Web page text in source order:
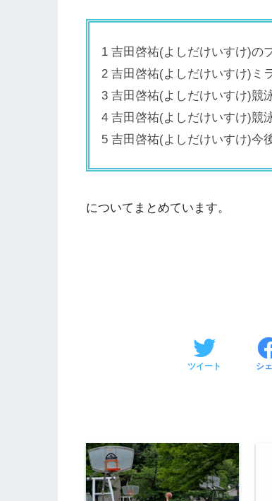
1 吉田啓祐(よしだけいすけ)の
2 吉田啓祐(よしだけいすけ)ミ
3 吉田啓祐(よしだけいすけ)競
4 吉田啓祐(よしだけいすけ)競
5 吉田啓祐(よしだけいすけ)今
についてまとめています。
ツイート シ